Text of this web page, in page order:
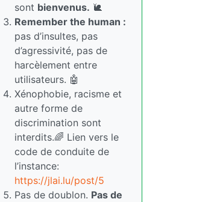
sont bienvenus. 🐌
Remember the human :
pas d’insultes, pas
d’agressivité, pas de
harcèlement entre
utilisateurs. 🤖
Xénophobie, racisme et
autre forme de
discrimination sont
interdits.🌈 Lien vers le
code de conduite de
l’instance:
https://jlai.lu/post/5
Pas de doublon. Pas de